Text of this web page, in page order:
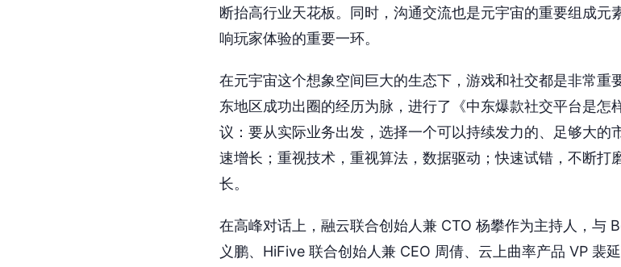
断抬高行业天花板。同时，沟通交流也是元宇宙的重要组成元
响玩家体验的重要一环。
在元宇宙这个想象空间巨大的生态下，游戏和社交都是非常重
东地区成功出圈的经历为脉，进行了《中东爆款社交平台是怎
议：要从实际业务出发，选择一个可以持续发力的、足够大的
速增长；重视技术，重视算法，数据驱动；快速试错，不断打
长。
在高峰对话上，融云联合创始人兼 CTO 杨攀作为主持人，与
义鹏、HiFive 联合创始人兼 CEO 周倩、云上曲率产品 VP 裴